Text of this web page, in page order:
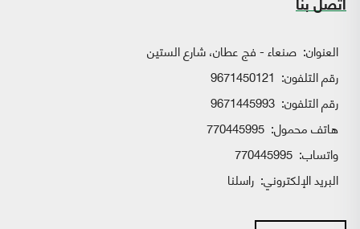
اتصل بنا
العنوان: صنعاء - فج عطان، شارع الستين
رقم التلفون: 9671450121
رقم التلفون: 9671445993
هاتف محمول: 770445995
واتساب:
البريد الإلكتروني: راسلنا